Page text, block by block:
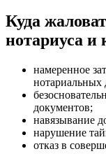
Куда
нотариуса и
намеренное
нотариальных
документов;
навязывание
нарушение
отказ в